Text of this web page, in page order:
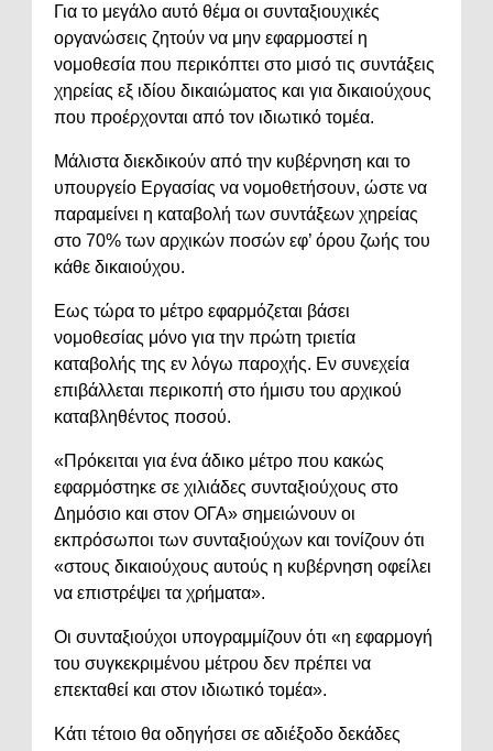
Για το μεγάλο αυτό θέμα οι συνταξιουχικές
οργανώσεις ζητούν να μην εφαρμοστεί η
νομοθεσία που περικόπτει στο μισό τις συντάξεις
χηρείας εξ ιδίου δικαιώματος και για δικαιούχους
που προέρχονται από τον ιδιωτικό τομέα.
Μάλιστα διεκδικούν από την κυβέρνηση και το
υπουργείο Εργασίας να νομοθετήσουν, ώστε να
παραμείνει η καταβολή των συντάξεων χηρείας
στο 70% των αρχικών ποσών εφ’ όρου ζωής του
κάθε δικαιούχου.
Εως τώρα το μέτρο εφαρμόζεται βάσει
νομοθεσίας μόνο για την πρώτη τριετία
καταβολής της εν λόγω παροχής. Εν συνεχεία
επιβάλλεται περικοπή στο ήμισυ του αρχικού
καταβληθέντος ποσού.
«Πρόκειται για ένα άδικο μέτρο που κακώς
εφαρμόστηκε σε χιλιάδες συνταξιούχους στο
Δημόσιο και στον ΟΓΑ» σημειώνουν οι
εκπρόσωποι των συνταξιούχων και τονίζουν ότι
«στους δικαιούχους αυτούς η κυβέρνηση οφείλει
να επιστρέψει τα χρήματα».
Οι συνταξιούχοι υπογραμμίζουν ότι «η εφαρμογή
του συγκεκριμένου μέτρου δεν πρέπει να
επεκταθεί και στον ιδιωτικό τομέα».
Κάτι τέτοιο θα οδηγήσει σε αδιέξοδο δεκάδες